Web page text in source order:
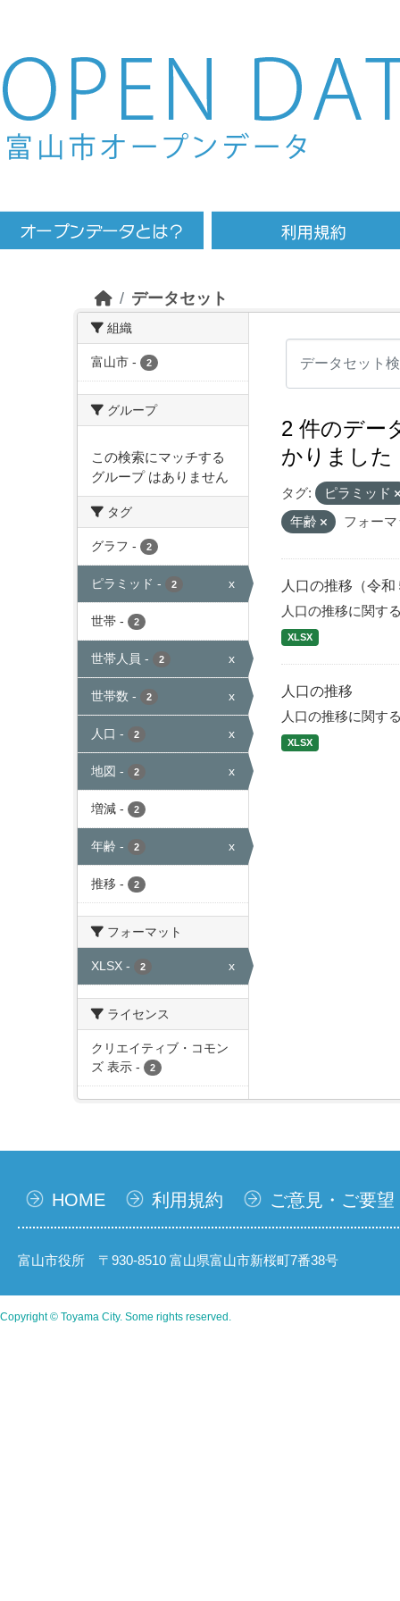
Skip to main content
データセット
組織
富山市 - 2
グループ
この検索にマッチする
グループ はありません
タグ
グラフ - 2
ピラミッド - 2 x
世帯 - 2
世帯人員 - 2 x
世帯数 - 2 x
人口 - 2 x
地図 - 2 x
増減 - 2
年齢 - 2 x
推移 - 2
フォーマット
XLSX - 2 x
ライセンス
クリエイティブ・コモン
ズ 表示 - 2
2 件のデー
かりました
タグ:
ピラミッド
年齢
フォー
人口の推移（令和
人口の推移に関す
XLSX
人口の推移
人口の推移に関す
XLSX
HOME 利用規約 ご意見・ご要望
富山市役所 〒930-8510 富山県富山市新桜町7番38号
Copyright © Toyama City. Some rights reserved.